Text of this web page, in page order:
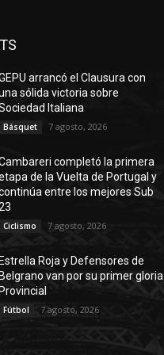
arrancó el Clausura con
sólida victoria sobre
Italiana
Básquet 7 agosto, 2026
completó la primera
de la Vuelta de Portugal y
entre los mejores Sub
Ciclismo 7 agosto, 2026
Estrella Roja y Defensores de
Belgrano van por su primer gloria
Provincial
Fútbol 7 agosto, 2026